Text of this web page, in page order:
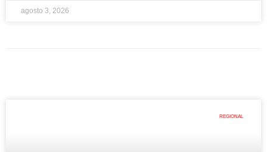
agosto 3, 2026
REGIONAL